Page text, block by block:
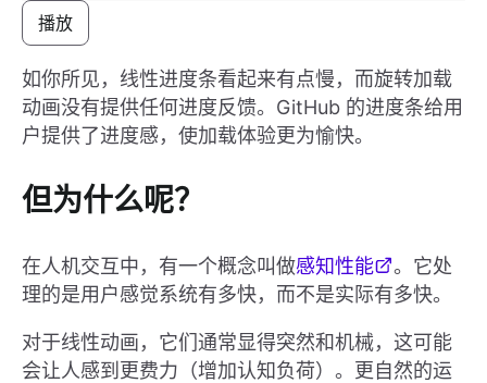
播放
如你所见，线性进度条看起来有点慢，而旋转加载
动画没有提供任何进度反馈。GitHub 的进度条给用
户提供了进度感，使加载体验更为愉快。
但为什么呢？
在人机交互中，有一个概念叫做感知性能
。它处
理的是用户感觉系统有多快，而不是实际有多快。
对于线性动画，它们通常显得突然和机械，这可能
会让人感到更费力（增加认知负荷）。更自然的运